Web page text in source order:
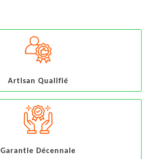
Artisan Qualifié
Garantie Décennale